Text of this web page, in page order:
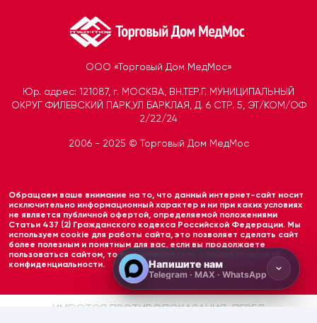
ООО «Торговый Дом МедМос»
Юр. адрес: 121087, г. МОСКВА, ВН.ТЕР.Г. МУНИЦИПАЛЬНЫЙ
ОКРУГ ФИЛЕВСКИЙ ПАРК,УЛ БАРКЛАЯ, Д. 6 СТР. 5, ЭТ/КОМ/ОФ
2/22/24
2006 - 2025 © Торговый Дом МедМос
Обращаем ваше внимание на то, что данный интернет-сайт носит
исключительно информационный характер и ни при каких условиях
не является публичной офертой, определяемой положениями
Статьи 437 (2) Гражданского кодекса Российской Федерации. Мы
используем cookie для работы сайта, это позволяет сделать сайт
более полезным и понятным для вас, если вы продолжаете
пользоваться сайтом, то вы соглашаетесь с нашей политикой
конфиденциальности.
ИМЕЮТСЯ ПРОТИВОПОКАЗАНИЯ, ПЕРЕД
Напишите нам
Telegram · MAX · WhatsApp
Telegram
MAX
Открыть чат